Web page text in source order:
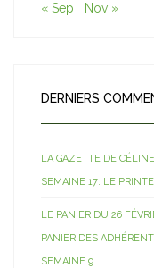
« Sep Nov »
DERNIERS
LA GAZETTE DE
SEMAINE 17: LE
LE PANIER DU 26
PANIER DES
SEMAINE 9